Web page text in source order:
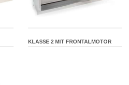
KLASSE 2 MIT FRONTALMOTOR